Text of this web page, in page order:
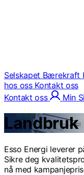
Selskapet Bærekraft
hos oss Kontakt oss
Kontakt oss
Min
Landbruk
Esso Energi leverer
Sikre deg
nå med